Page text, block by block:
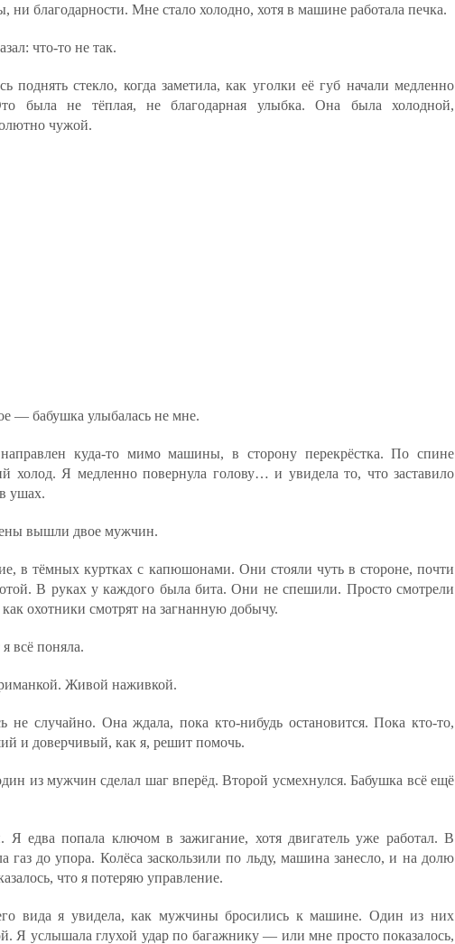
ни благодарности. Мне стало холодно, хотя в машине работала печка.
что-то не так.
поднять стекло, когда заметила, как уголки её губ начали медленно
была не тёплая, не благодарная улыбка. Она была холодной,
чужой.
— бабушка улыбалась не мне.
куда-то мимо машины, в сторону перекрёстка. По спине
холод. Я медленно повернула голову… и увидела то, что заставило
ушах.
вышли двое мужчин.
в тёмных куртках с капюшонами. Они стояли чуть в стороне, почти
В руках у каждого была бита. Они не спешили. Просто смотрели
охотники смотрят на загнанную добычу.
всё поняла.
Живой наживкой.
не случайно. Она ждала, пока кто-нибудь остановится. Пока кто-то,
и доверчивый, как я, решит помочь.
из мужчин сделал шаг вперёд. Второй усмехнулся. Бабушка всё ещё
Я едва попала ключом в зажигание, хотя двигатель уже работал. В
газ до упора. Колёса заскользили по льду, машина занесло, и на долю
что я потеряю управление.
вида я увидела, как мужчины бросились к машине. Один из них
Я услышала глухой удар по багажнику — или мне просто показалось,